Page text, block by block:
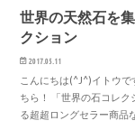
世界の天然石を
クション
2017.05.11
こんにちは(^J^)イトウ
ちら！ 「世界の石コレ
る超超ロングセラー商品